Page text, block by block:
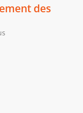
des